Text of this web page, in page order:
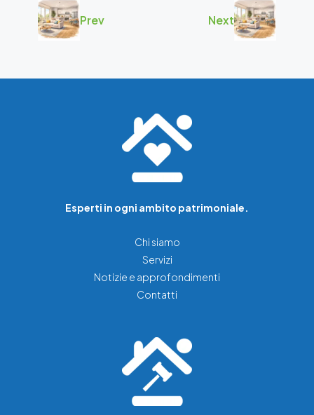
Prev Next
Esperti in ogni ambito patrimoniale.
Chi siamo
Servizi
Notizie e approfondimenti
Contatti